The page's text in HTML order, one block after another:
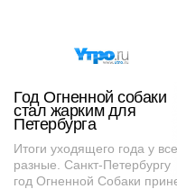
Год Огненной собаки
стал жарким для
Петербурга
Итоги уходящего года у
разные. Санкт-Петербургу
год Огненной Собаки